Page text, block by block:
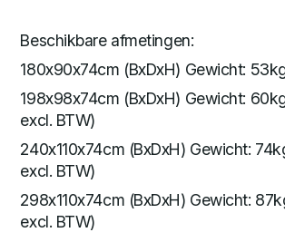
Beschikbare afmetingen:
180x90x74cm (BxDxH) Gewicht:
198x98x74cm (BxDxH) Gewicht:
excl. BTW)
240x110x74cm (BxDxH) Gewicht:
excl. BTW)
298x110x74cm (BxDxH) Gewicht:
excl. BTW)